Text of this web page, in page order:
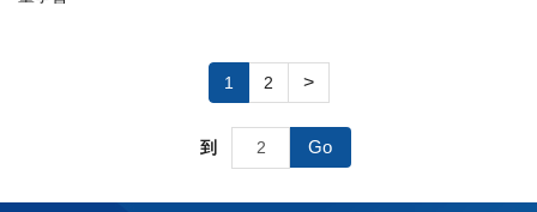
1 2 >
到 Go